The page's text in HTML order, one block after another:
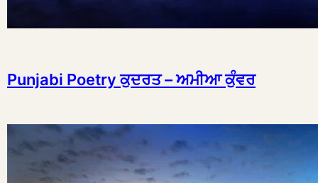
Punjabi Poetry ਕੁਦਰਤ – ਅਮੀਆ ਕੁੰਵਰ